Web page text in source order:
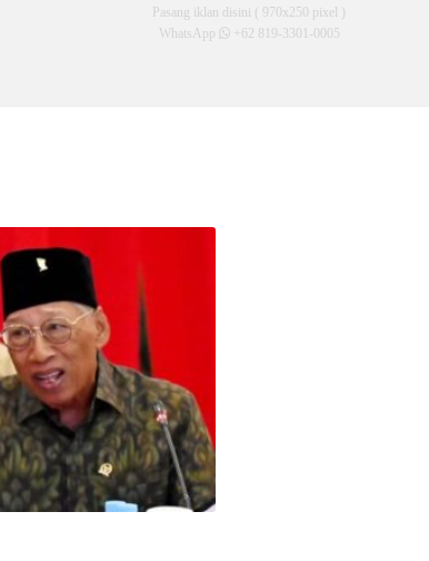
Pasang iklan disini ( 970x250 pixel )
WhatsApp
+62 819-3301-0005